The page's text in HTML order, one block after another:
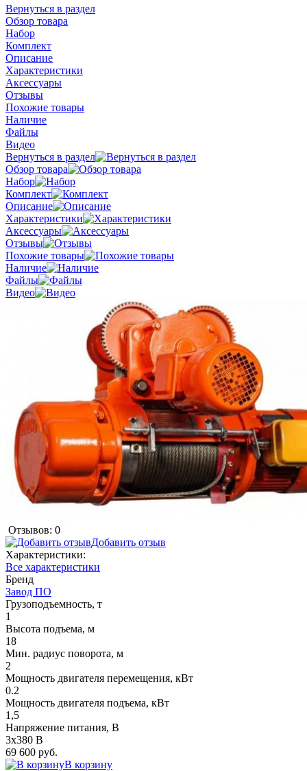
Вернуться в раздел
Обзор товара
Набор
Комплект
Описание
Характеристики
Аксессуары
Отзывы
Похожие товары
Наличие
Файлы
Видео
Вернуться в раздел
Обзор товара
Набор
Комплект
Описание
Характеристики
Аксессуары
Отзывы
Похожие товары
Наличие
Файлы
Видео
Отзывов: 0
Добавить отзыв
Характеристики:
Все характеристики
Бренд
Завод ПО
Грузоподъемность, т
1
Высота подъема, м
18
Мин. радиус поворота, м
2
Мощность двигателя перемещения, кВт
0.2
Мощность двигателя подъема, кВт
1,5
Напряжение питания, В
3x380 В
69 600 руб.
В корзину